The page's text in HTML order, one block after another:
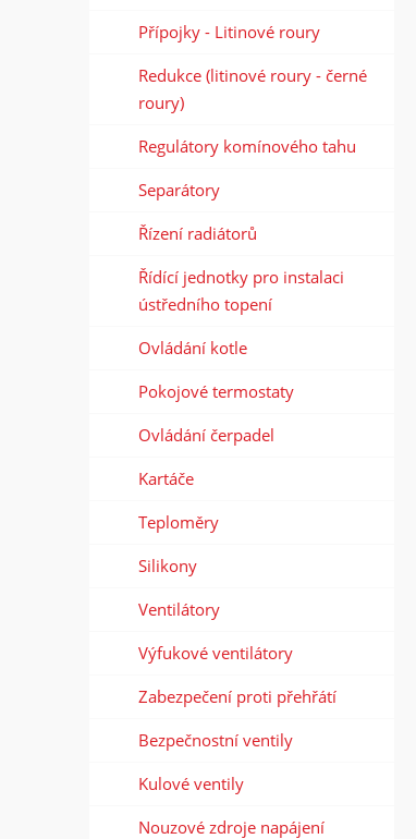
Přípojky - Litinové roury
Redukce (litinové roury - černé
roury)
Regulátory komínového tahu
Separátory
Řízení radiátorů
Řídící jednotky pro instalaci
ústředního topení
Ovládání kotle
Pokojové termostaty
Ovládání čerpadel
Kartáče
Teploměry
Silikony
Ventilátory
Výfukové ventilátory
Zabezpečení proti přehřátí
Bezpečnostní ventily
Kulové ventily
Nouzové zdroje napájení